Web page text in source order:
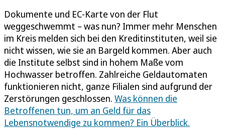
Dokumente und EC-Karte von der Flut
weggeschwemmt – was nun? Immer mehr Menschen
im Kreis melden sich bei den Kreditinstituten, weil sie
nicht wissen, wie sie an Bargeld kommen. Aber auch
die Institute selbst sind in hohem Maße vom
Hochwasser betroffen. Zahlreiche Geldautomaten
funktionieren nicht, ganze Filialen sind aufgrund der
Zerstörungen geschlossen. Was können die
Betroffenen tun, um an Geld für das
Lebensnotwendige zu kommen? Ein Überblick.